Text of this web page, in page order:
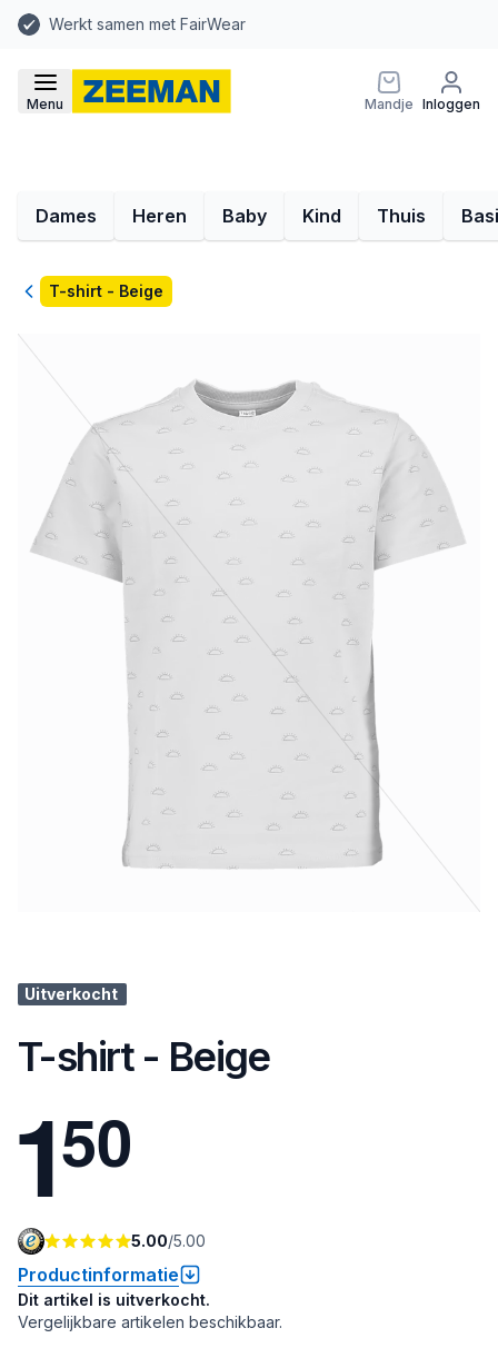
Werkt samen met FairWear
Menu Mandje Inloggen
Dames Heren Baby Kind Thuis
TerugT-shirt - Beige
Uitverkocht
T-shirt - Beige
150
5.00/5.00
Productinformatie
Dit artikel is uitverkocht.
Vergelijkbare artikelen beschikbaar.